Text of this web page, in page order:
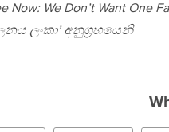
Now: We Don’t Want
ලංකා’ අනුග‍්‍රහයෙනි